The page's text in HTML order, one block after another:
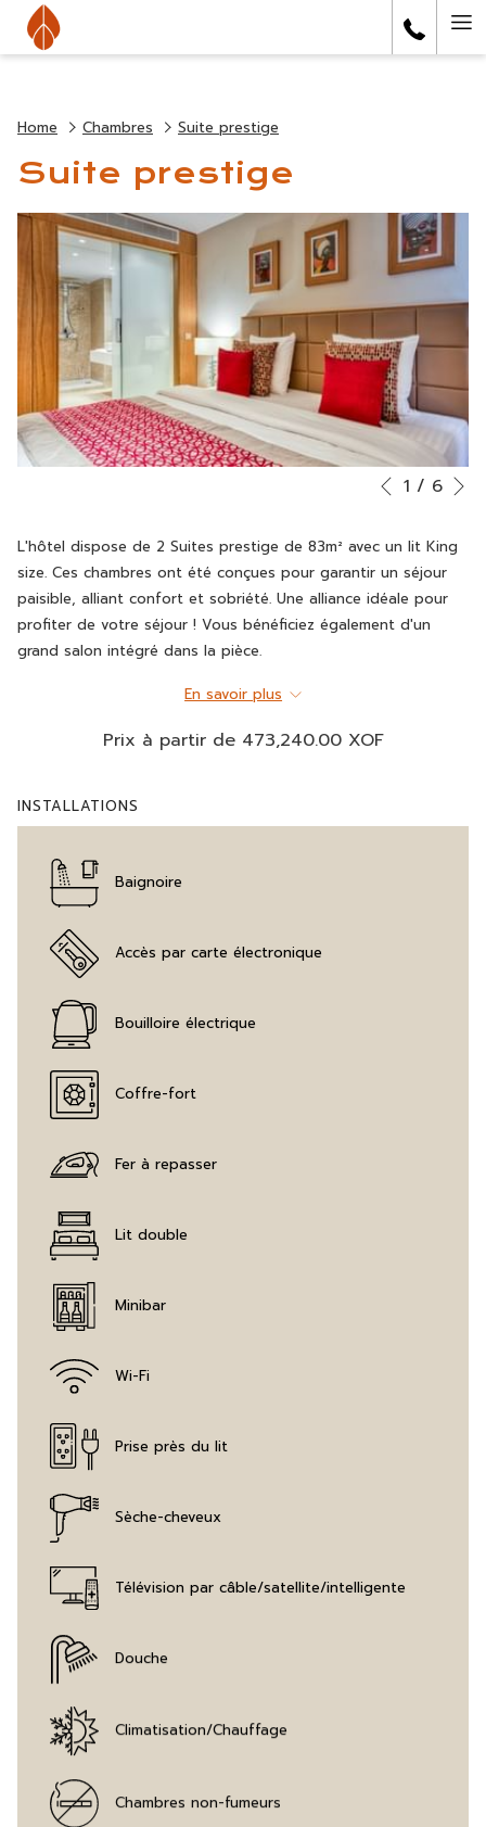
(Ouvrir
dans
un
onglet)
Home Chambres Suite prestige
Suite prestige
Boutons
commande
diaporama
Le
dessus
sera
actualisé
liens
Précédent
1 / 6
L'hôtel dispose de 2 Suites prestige de 83m² avec un lit King
size. Ces chambres ont été conçues pour garantir un séjour
paisible, alliant confort et sobriété. Une alliance idéale pour
profiter de votre séjour ! Vous bénéficiez également d'un
grand salon intégré dans la pièce.
Salon
Minibar
Wifi
Douche
Baignoire
Télévision à écran plat
Accessible aux personnes à mobilités réduites
En savoir plus
Prix à partir de 473,240.00 XOF
INSTALLATIONS
Baignoire
Accès par carte électronique
Bouilloire électrique
Coffre-fort
Fer à repasser
Lit double
Minibar
Wi-Fi
Prise près du lit
Sèche-cheveux
Télévision par câble/satellite/intelligente
Douche
Climatisation/Chauffage
Chambres non-fumeurs